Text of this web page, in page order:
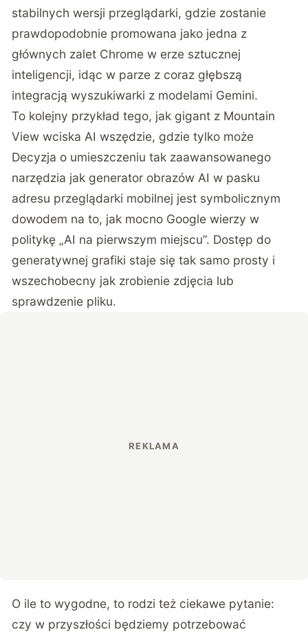
stabilnych wersji przeglądarki, gdzie zostanie
prawdopodobnie promowana jako jedna z
głównych zalet Chrome w erze sztucznej
inteligencji, idąc w parze z coraz głębszą
integracją wyszukiwarki z modelami Gemini.
To kolejny przykład tego, jak gigant z Mountain
View wciska AI wszędzie, gdzie tylko może
Decyzja o umieszczeniu tak zaawansowanego
narzędzia jak generator obrazów AI w pasku
adresu przeglądarki mobilnej jest symbolicznym
dowodem na to, jak mocno Google wierzy w
politykę „AI na pierwszym miejscu”. Dostęp do
generatywnej grafiki staje się tak samo prosty i
wszechobecny jak zrobienie zdjęcia lub
sprawdzenie pliku.
O ile to wygodne, to rodzi też ciekawe pytanie:
czy w przyszłości będziemy potrzebować